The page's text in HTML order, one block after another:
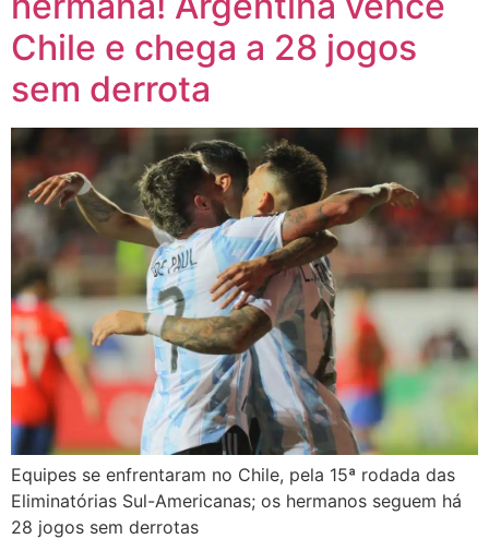
Chile e chega a 28 jogos
sem derrota
Equipes se enfrentaram no Chile, pela 15ª rodada das
Eliminatórias Sul-Americanas; os hermanos seguem há
28 jogos sem derrotas